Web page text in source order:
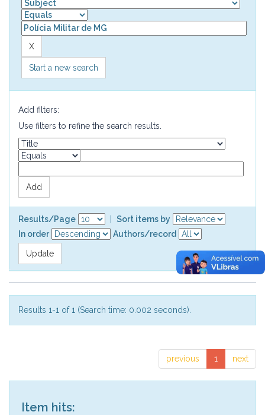
Start a new search
Add filters:
Use filters to refine the search results.
Results/Page
Sort items by
In order
Authors/record
Results 1-1 of 1 (Search time: 0.002 seconds).
previous 1 next
Item hits: